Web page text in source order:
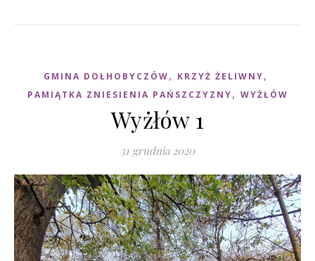
GMINA DOŁHOBYCZÓW, KRZYŻ ŻELIWNY,
PAMIĄTKA ZNIESIENIA PAŃSZCZYZNY, WYŻŁÓW
Wyżłów 1
31 grudnia 2020